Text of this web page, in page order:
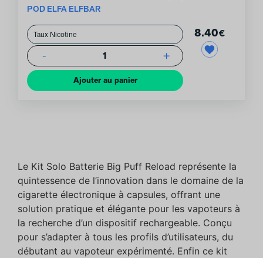
POD ELFA ELFBAR
- 1 +
Ajouter au panier
8.40€
Le Kit Solo Batterie Big Puff Reload représente la
quintessence de l’innovation dans le domaine de la
cigarette électronique à capsules, offrant une
solution pratique et élégante pour les vapoteurs à
la recherche d’un dispositif rechargeable. Conçu
pour s’adapter à tous les profils d’utilisateurs, du
débutant au vapoteur expérimenté. Enfin ce kit